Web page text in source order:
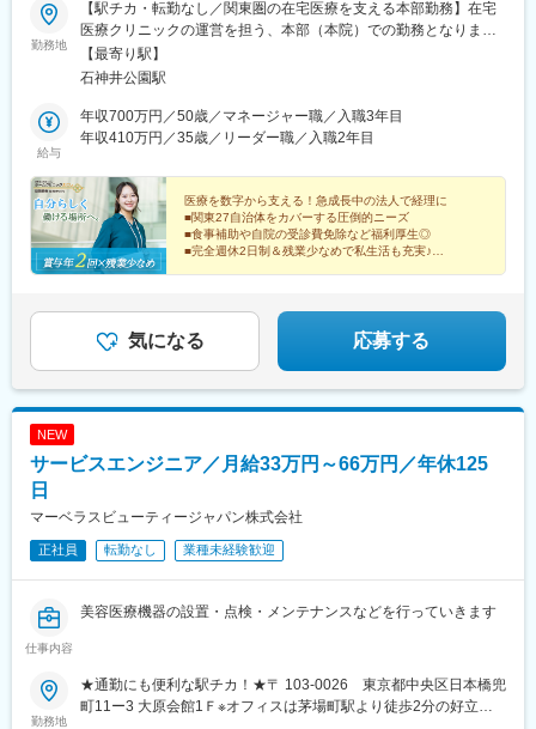
勤務地
【駅チカ・転勤なし／関東圏の在宅医療を支える本部勤務】在宅
医療クリニックの運営を担う、本部（本院）での勤務となりま
す。■医療法人社団えにし（ホームクリニックえにし）東京都練馬
区石神井町7-1-2 伊藤マンション1階＜アクセス＞西武池袋線「石
地です！◎自転車通勤も可能です！（無料の駐輪場を完備してい
ます。）周辺には飲食店や買い物ができるスポットも多く、仕事
【最寄り駅】
石神井公園駅
給与
年収700万円／50歳／マネージャー職／入職3年目
年収410万円／35歳／リーダー職／入職2年目
医療を数字から支える！急成長中の法人で経理に
■関東27自治体をカバーする圧倒的ニーズ
■食事補助や自院の受診費免除など福利厚生◎
■完全週休2日制＆残業少なめで私生活も充実♪
気になる 応募する
NEW
サービスエンジニア／月給33万円～66万円／年休125
日
マーベラスビューティージャパン株式会社
正社員 転勤なし 業種未経験歓迎
仕事内容
美容医療機器の設置・点検・メンテナンスなどを行っていきます
勤務地
★通勤にも便利な駅チカ！★〒 103-0026 東京都中央区日本橋兜
町11ー3 大原会館1Ｆ※オフィスは茅場町駅より徒歩2分の好立